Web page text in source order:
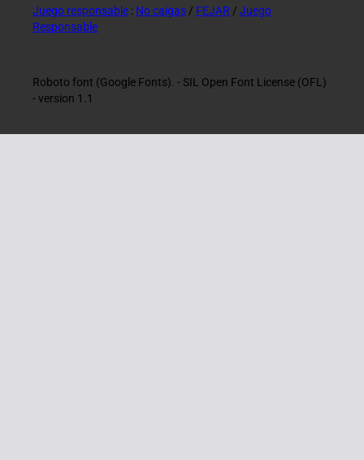
Juego responsable : No caigas / FEJAR / Juego
Responsable
Roboto font (Google Fonts). - SIL Open Font License (OFL)
- version 1.1